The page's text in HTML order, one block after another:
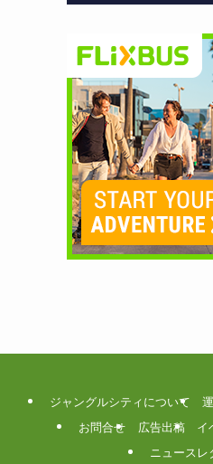
ジャングルシティについて
お問合せ
広告出稿
イ
ニュースレ